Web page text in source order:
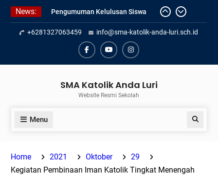
Skip
content
News:
Pengumuman Kelulusan Siswa
Kelas XII SMAK Anda Luri
Pelantikan Pengurus Osis SMAK
Anda Luri
Penilaian Sumatif Akhir Tahun
+6281327063459 info@sma-katolik-anda-luri.sch.id
FacebookYoutubeInstagram
SMA Katolik Anda Luri
Website Resmi Sekolah
Menu Search
Home 2021 Oktober
29
Kegiatan Pembinaan Iman Katolik Tingkat Menengah